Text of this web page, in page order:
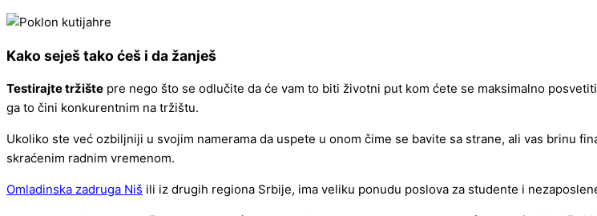
hre
Kako seješ tako ćeš i da žanješ
Testirajte tržište pre nego što se odlučite da će vam to biti životni put kom ćete se maksimalno
ga to čini konkurentnim na tržištu.
Ukoliko ste već ozbiljniji u svojim namerama da uspete u onom čime se bavite sa strane, ali vas brinu
skraćenim radnim vremenom.
Omladinska zadruga Niš ili iz drugih regiona Srbije, ima veliku ponudu poslova za studente i